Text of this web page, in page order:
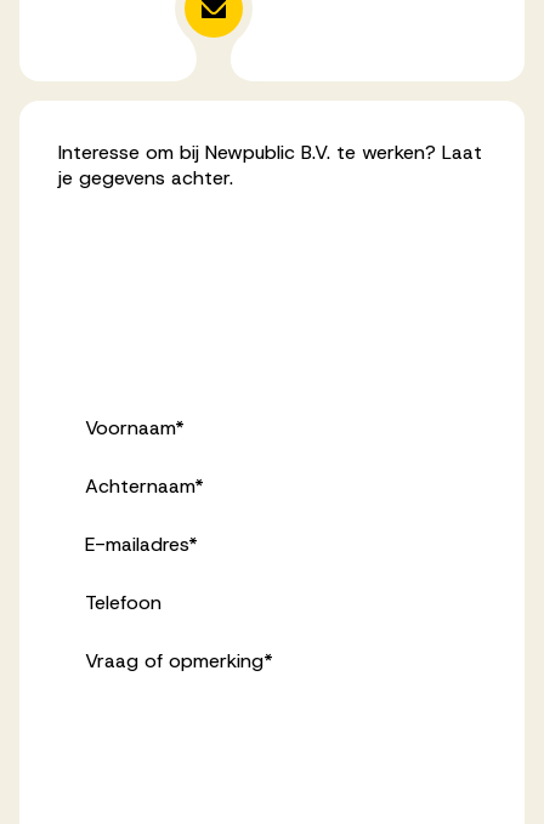
Voor kandidaten
Interesse om bij Newpublic B.V. te werken? Laat
je gegevens achter.
Voornaam*
Achternaam*
E-mailadres*
Telefoon
Vraag of opmerking*